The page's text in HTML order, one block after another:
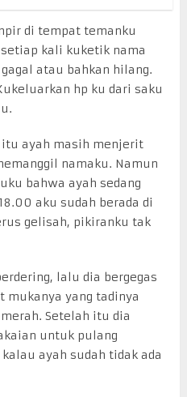
di tempat temanku
kali kuketik nama
atau bahkan hilang.
hp ku dari saku
itu ayah masih menjerit
namaku. Namun
bahwa ayah sedang
aku sudah berada di
gelisah, pikiranku tak
lalu dia bergegas
yang tadinya
Setelah itu dia
untuk pulang
ayah sudah tidak ada